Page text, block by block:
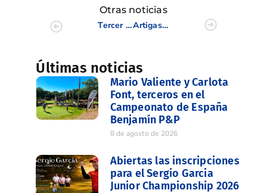
Otras noticias
Tercer Listado Informativo Hándicaps valederos PVACE-(BAI)
Artigas y Bakri en el Top-5 del Campeonato de España de P&P
Últimas noticias
Mario Valiente y Carlota
Font, terceros en el
Campeonato de España
Benjamín P&P
8 de agosto de 2026
Abiertas las inscripciones
para el Sergio Garcia
Junior Championship 2026